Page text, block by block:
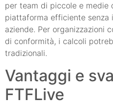
per team di piccole e medie
piattaforma efficiente
aziende. Per organizzazioni
di conformità, i calcoli
tradizionali.
Vantaggi e
FTFLive